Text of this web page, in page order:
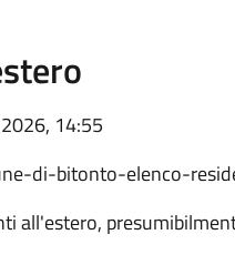
14:55
di-bitonto-elenco-
all'estero,